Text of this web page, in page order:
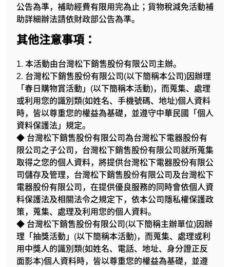
公告為準，補助經費有限用完為止；貨物稅減免活動補
助詳細辦法請依財政部公告為準。
其他注意事項：
1. 本活動由台灣松下銷售股份有限公司主辦。
2. 台灣松下銷售股份有限公司(以下簡稱本公司)因辦理
「春日購物賞活動」(以下簡稱本活動)，而蒐集、處理
或利用您的識別類(如姓名、手機號碼、地址)個人資料
時，皆以尊重您的權益為基礎，並遵守中華民國「個人
資料保護法」規定。
◆ 台灣松下銷售股份有限公司為台灣松下電器股份有
限公司之子公司，台灣松下銷售股份有限公司就所蒐集
取得之您的個人資料，將提供台灣松下電器股份有限公
司儲存及管理，台灣松下銷售股份有限公司及台灣松下
電器股份有限公司，在提供優良服務的同時會依個人資
料保護法及相關法令之規定下，依本公司隱私權保護政
策，蒐集、處理及利用您的個人資料。
◆ 台灣松下銷售股份有限公司(以下簡稱主辦單位)因辦
理「抽獎活動」(以下簡稱本活動)，而蒐集、處理或利
用中獎人的識別類(如姓名、電話、地址、身分證正反
面影本)個人資料時，皆以尊重您的權益為基礎，並遵